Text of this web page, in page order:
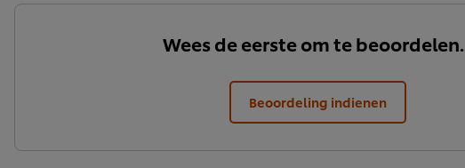
Wees de eerste om te beoordelen.
Beoordeling indienen